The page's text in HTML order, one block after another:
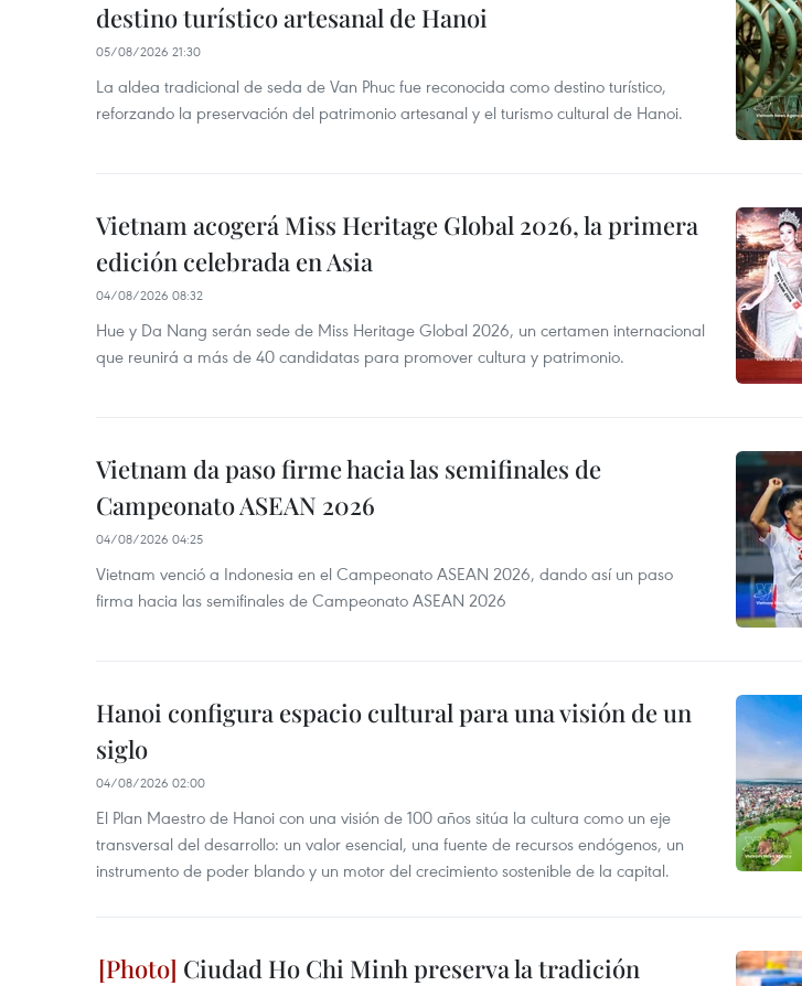
destino turístico artesanal de Hanoi
05/08/2026 21:30
La aldea tradicional de seda de Van Phuc fue reconocida como destino turístico,
reforzando la preservación del patrimonio artesanal y el turismo cultural de Hanoi.
Vietnam acogerá Miss Heritage Global 2026, la primera
edición celebrada en Asia
04/08/2026 08:32
Hue y Da Nang serán sede de Miss Heritage Global 2026, un certamen internacional
que reunirá a más de 40 candidatas para promover cultura y patrimonio.
Vietnam da paso firme hacia las semifinales de
Campeonato ASEAN 2026
04/08/2026 04:25
Vietnam venció a Indonesia en el Campeonato ASEAN 2026, dando así un paso
firma hacia las semifinales de Campeonato ASEAN 2026
Hanoi configura espacio cultural para una visión de un
siglo
04/08/2026 02:00
El Plan Maestro de Hanoi con una visión de 100 años sitúa la cultura como un eje
transversal del desarrollo: un valor esencial, una fuente de recursos endógenos, un
instrumento de poder blando y un motor del crecimiento sostenible de la capital.
Ciudad Ho Chi Minh preserva la tradición